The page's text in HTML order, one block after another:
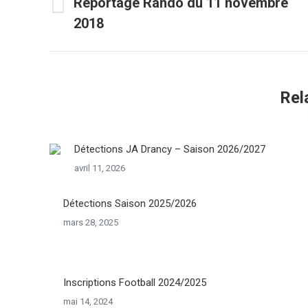
commentaire
Onglet
précédent
2018
Détections JA Drancy – Saison 2026/2027
avril 11, 2026
Détections Saison 2025/2026
mars 28, 2025
Inscriptions Football 2024/2025
mai 14, 2024